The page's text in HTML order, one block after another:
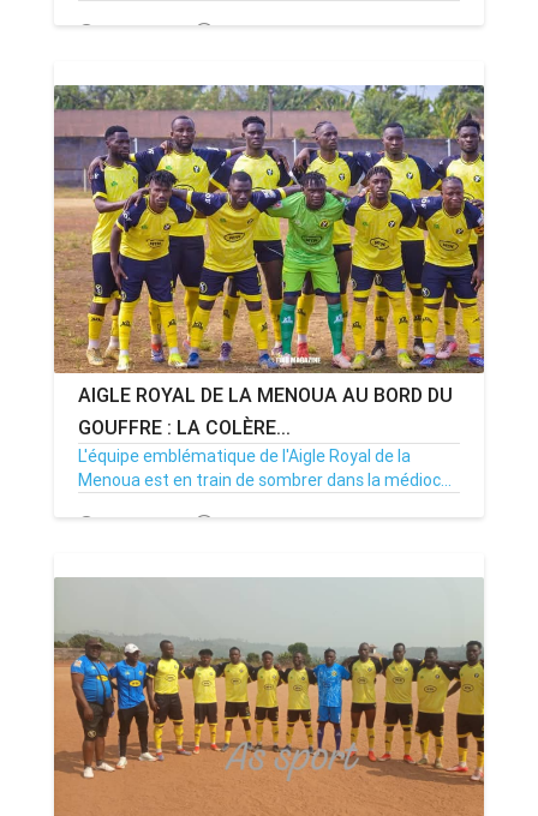
27/04/26 Par MenouActu 0
AIGLE ROYAL DE LA MENOUA AU BORD DU
GOUFFRE : LA COLÈRE...
L'équipe emblématique de l'Aigle Royal de la
Menoua est en train de sombrer dans la médioc...
19/02/25 Par MenouActu 0